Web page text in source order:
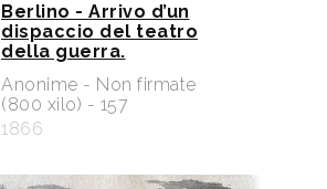
Berlino - Arrivo d’un
dispaccio del teatro
della guerra.
Anonime - Non firmate
(800 xilo) - 157
1866